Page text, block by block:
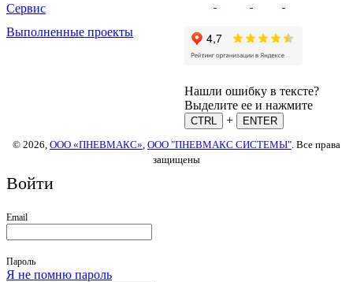
Сервис
Выполненные проекты
Нашли ошибку в тексте?
Выделите ее и нажмите
CTRL +
ENTER
© 2026, ООО «ПНЕВМАКС» ООО "ПНЕВМАКС СИСТЕМЫ" . Все права
защищены
Войти
Email
Пароль
Я не помню пароль